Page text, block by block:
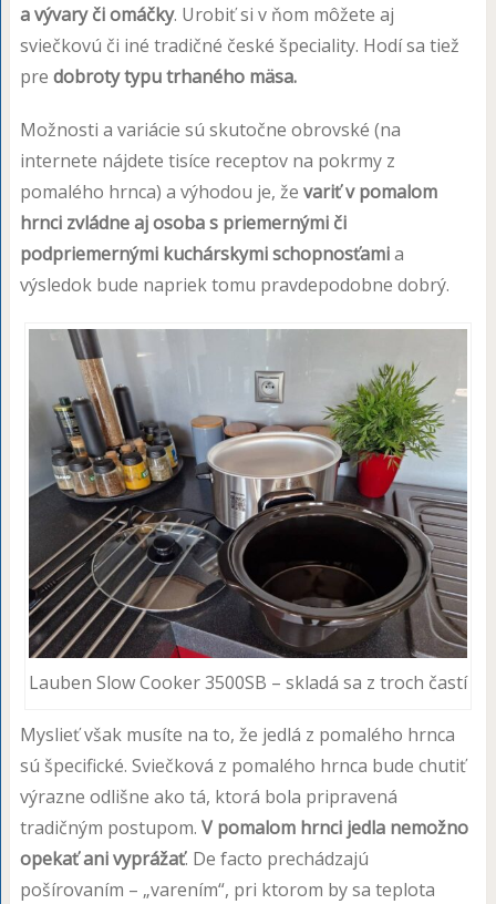
a vývary či omáčky. Urobiť si v ňom môžete aj
sviečkovú či iné tradičné české špeciality. Hodí sa tiež
pre dobroty typu trhaného mäsa.
Možnosti a variácie sú skutočne obrovské (na
internete nájdete tisíce receptov na pokrmy z
pomalého hrnca) a výhodou je, že variť v pomalom
hrnci zvládne aj osoba s priemernými či
podpriemernými kuchárskymi schopnosťamia
výsledok bude napriek tomu pravdepodobne dobrý.
Lauben Slow Cooker 3500SB – skladá sa z troch častí
Myslieť však musíte na to, že jedlá z pomalého hrnca
sú špecifické. Sviečková z pomalého hrnca bude chutiť
výrazne odlišne ako tá, ktorá bola pripravená
tradičným postupom. V pomalom hrnci jedla nemožno
opekať ani vyprážať. De facto prechádzajú
pošírovaním – „varením“, pri ktorom by sa teplota